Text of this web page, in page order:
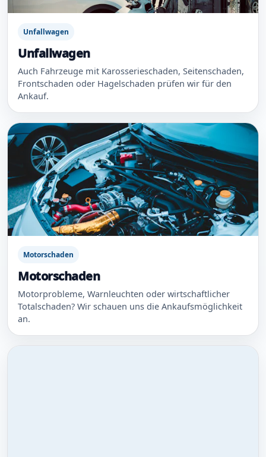
Unfallwagen
Unfallwagen
Auch Fahrzeuge mit Karosserieschaden, Seitenschaden,
Frontschaden oder Hagelschaden prüfen wir für den
Ankauf.
Motorschaden
Motorschaden
Motorprobleme, Warnleuchten oder wirtschaftlicher
Totalschaden? Wir schauen uns die Ankaufsmöglichkeit
an.